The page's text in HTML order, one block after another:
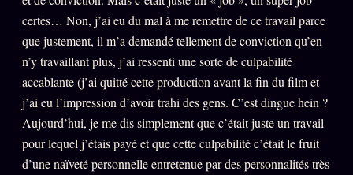
Infofiction
Prophétie confirmée
ÉDITORIAL ÉQUIPE + AUTEURS
À propos
Founders
certes… Non, j’ai eu du mal à me remettre de ce travail parce
que justement, il m’a demandé tellement de conviction qu’en
n’y travaillant plus, j’ai ressenti une sorte de culpabilité
accablante (j’ai quitté cette production avant la fin du film et
j’ai eu l’impression d’avoir trahi des gens. C’est dingue hein ?
Aujourd’hui, je me dis simplement que c’était juste un travail
pour lequel j’étais payé et que cette culpabilité c’était le fruit
d’une naïveté personnelle entretenue par des personnalités très